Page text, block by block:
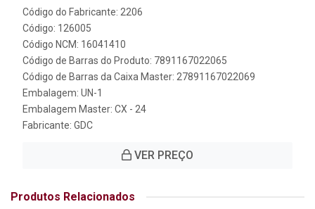
Código do Fabricante: 2206
Código: 126005
Código NCM: 16041410
Código de Barras do Produto: 7891167022065
Código de Barras da Caixa Master: 27891167022069
Embalagem: UN-1
Embalagem Master: CX - 24
Fabricante: GDC
VER PREÇO
Produtos Relacionados